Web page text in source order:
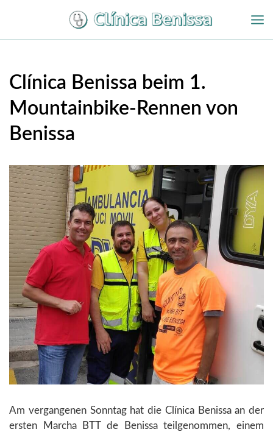
springen
Clínica Benissa beim 1.
Mountainbike-Rennen von
Benissa
Am vergangenen Sonntag hat die Clínica Benissa an der
ersten Marcha BTT de Benissa teilgenommen, einem